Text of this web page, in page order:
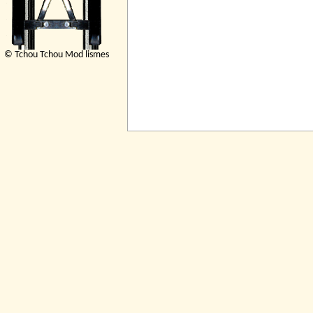
© Tchou Tchou Mod lismes